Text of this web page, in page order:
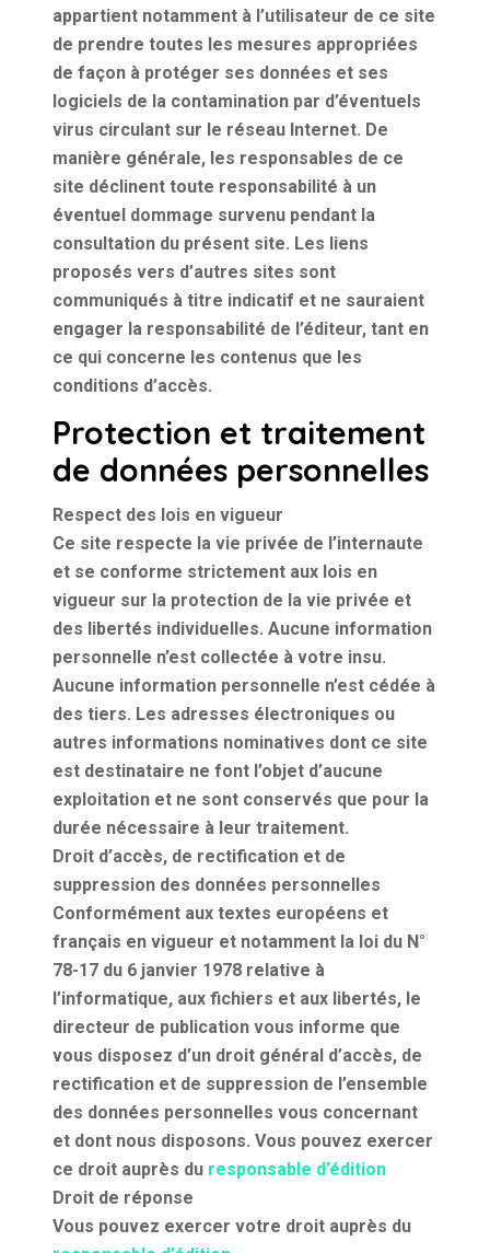
appartient notamment à l’utilisateur de ce site
de prendre toutes les mesures appropriées
de façon à protéger ses données et ses
logiciels de la contamination par d’éventuels
virus circulant sur le réseau Internet. De
manière générale, les responsables de ce
site déclinent toute responsabilité à un
éventuel dommage survenu pendant la
consultation du présent site. Les liens
proposés vers d’autres sites sont
communiqués à titre indicatif et ne sauraient
engager la responsabilité de l’éditeur, tant en
ce qui concerne les contenus que les
conditions d’accès.
Protection et traitement
de données personnelles
Respect des lois en vigueur
Ce site respecte la vie privée de l’internaute
et se conforme strictement aux lois en
vigueur sur la protection de la vie privée et
des libertés individuelles. Aucune information
personnelle n’est collectée à votre insu.
Aucune information personnelle n’est cédée à
des tiers. Les adresses électroniques ou
autres informations nominatives dont ce site
est destinataire ne font l’objet d’aucune
exploitation et ne sont conservés que pour la
durée nécessaire à leur traitement.
Droit d’accès, de rectification et de
suppression des données personnelles
Conformément aux textes européens et
français en vigueur et notamment la loi du N°
78-17 du 6 janvier 1978 relative à
l’informatique, aux fichiers et aux libertés, le
directeur de publication vous informe que
vous disposez d’un droit général d’accès, de
rectification et de suppression de l’ensemble
des données personnelles vous concernant
et dont nous disposons. Vous pouvez exercer
ce droit auprès du responsable d’édition
Droit de réponse
Vous pouvez exercer votre droit auprès du